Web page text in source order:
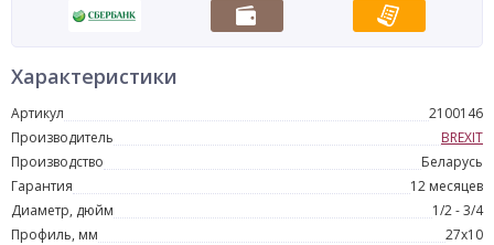
Характеристики
Артикул
2100146
Производитель
BREXIT
Производство
Беларусь
Гарантия
12 месяцев
Диаметр, дюйм
1/2 - 3/4
Профиль, мм
27x10